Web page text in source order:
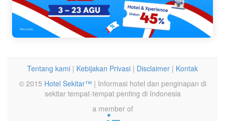
Tentang kami | Kebijakan Privasi | Disclaimer | Kontak
© 2015 Hotel Sekitar™ | Informasi hotel dan penginapan di
sekitar tempat-tempat penting di Indonesia
a member of